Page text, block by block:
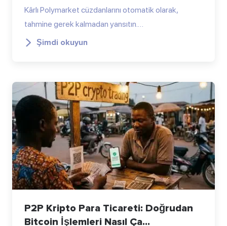
Kârlı Polymarket cüzdanlarını otomatik olarak,
tahmine gerek kalmadan yansıtın.…
Şimdi okuyun
P2P Kripto Para Ticareti: Doğrudan
Bitcoin İşlemleri Nasıl Ça...